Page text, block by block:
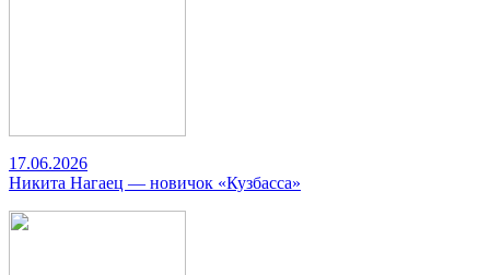
17.06.2026
Никита Нагаец — новичок «Кузбасса»